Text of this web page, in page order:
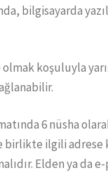
bilgisayarda
koşuluyla
6 nüsha
ilgili adrese
Elden ya da